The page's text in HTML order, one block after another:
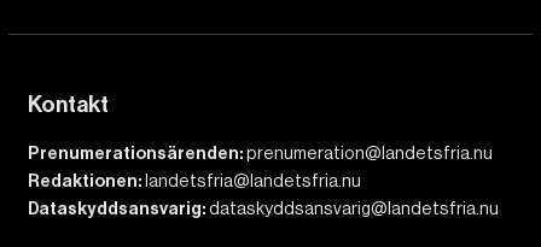
Kontakt
Prenumerationsärenden:prenumeration@landetsfria.nu
Redaktionen: landetsfria@landetsfria.nu
Dataskyddsansvarig:dataskyddsansvarig@landetsfria.nu